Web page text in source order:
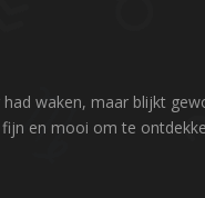
waken, maar blijkt
en mooi om te